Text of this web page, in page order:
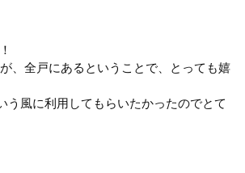
、全戸にあるということで、とっても嬉
風に利用してもらいたかったのでとて